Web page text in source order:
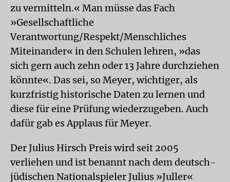
zu vermitteln.« Man müsse das Fach
»Gesellschaftliche
Verantwortung/Respekt/Menschliches
Miteinander« in den Schulen lehren, »das
sich gern auch zehn oder 13 Jahre durchziehen
könnte«. Das sei, so Meyer, wichtiger, als
kurzfristig historische Daten zu lernen und
diese für eine Prüfung wiederzugeben. Auch
dafür gab es Applaus für Meyer.
Der Julius Hirsch Preis wird seit 2005
verliehen und ist benannt nach dem deutsch-
jüdischen Nationalspieler Julius »Juller«